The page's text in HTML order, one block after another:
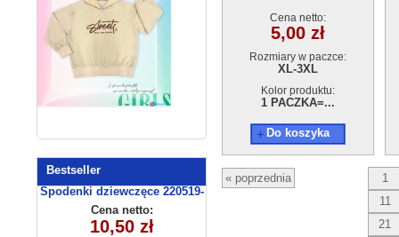
Bestseller
Spodenki dziewczęce 220519-
4 (13-16)
Cena netto:
10,50 zł
Cena netto:
5,00 zł
Rozmiary w paczce:
XL-3XL
Kolor produktu:
1 PACZKA=...
Do koszyka
« poprzednia
1
11
21